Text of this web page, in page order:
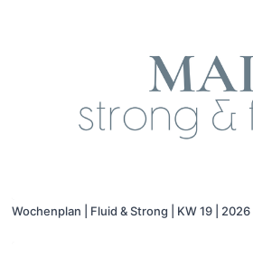
Wochenplan | Fluid & Strong | KW 19 | 2026